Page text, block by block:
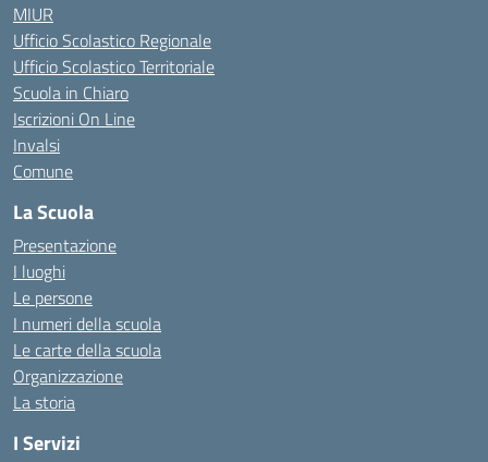
MIUR
Ufficio Scolastico Regionale
Ufficio Scolastico Territoriale
Scuola in Chiaro
Iscrizioni On Line
Invalsi
Comune
La Scuola
Presentazione
I luoghi
Le persone
I numeri della scuola
Le carte della scuola
Organizzazione
La storia
I Servizi